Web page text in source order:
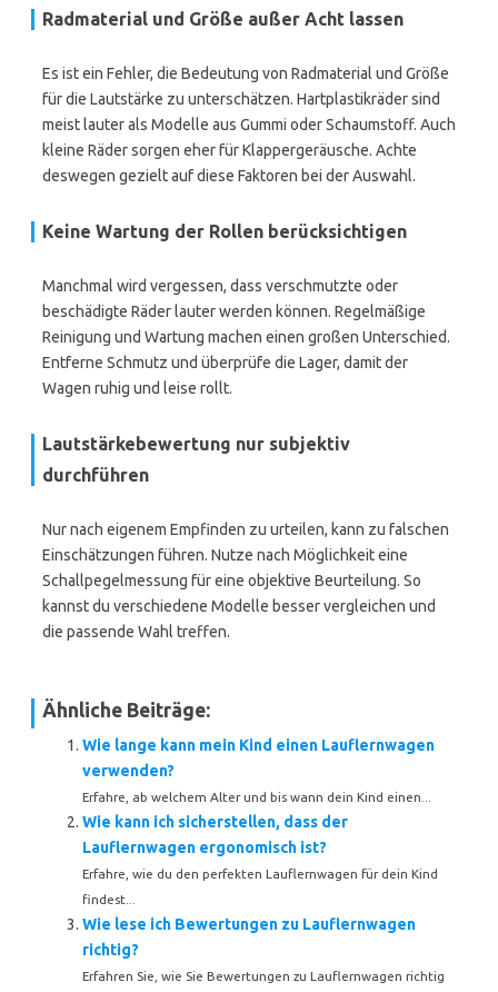
Radmaterial und Größe außer Acht lassen
Es ist ein Fehler, die Bedeutung von Radmaterial und Größe
für die Lautstärke zu unterschätzen. Hartplastikräder sind
meist lauter als Modelle aus Gummi oder Schaumstoff. Auch
kleine Räder sorgen eher für Klappergeräusche. Achte
deswegen gezielt auf diese Faktoren bei der Auswahl.
Keine Wartung der Rollen berücksichtigen
Manchmal wird vergessen, dass verschmutzte oder
beschädigte Räder lauter werden können. Regelmäßige
Reinigung und Wartung machen einen großen Unterschied.
Entferne Schmutz und überprüfe die Lager, damit der
Wagen ruhig und leise rollt.
Lautstärkebewertung nur subjektiv
durchführen
Nur nach eigenem Empfinden zu urteilen, kann zu falschen
Einschätzungen führen. Nutze nach Möglichkeit eine
Schallpegelmessung für eine objektive Beurteilung. So
kannst du verschiedene Modelle besser vergleichen und
die passende Wahl treffen.
Ähnliche Beiträge:
Wie lange kann mein Kind einen Lauflernwagen
verwenden?
Erfahre, ab welchem Alter und bis wann dein Kind einen...
Wie kann ich sicherstellen, dass der
Lauflernwagen ergonomisch ist?
Erfahre, wie du den perfekten Lauflernwagen für dein Kind
findest...
Wie lese ich Bewertungen zu Lauflernwagen
richtig?
Erfahren Sie, wie Sie Bewertungen zu Lauflernwagen richtig